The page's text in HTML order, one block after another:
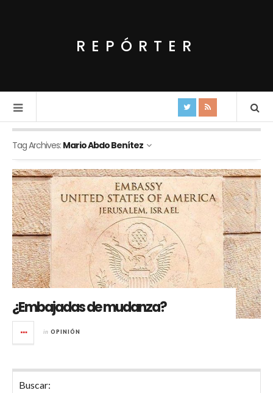
REPÓRTER
Tag Archives: Mario Abdo Benítez
¿Embajadas de mudanza?
in OPINIÓN
Buscar: